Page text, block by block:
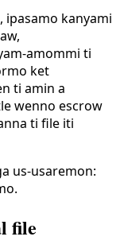
ipasamo kanyami
amommi ti
ket
ti amin a
wenno escrow
ti file iti
us-usaremon:
file